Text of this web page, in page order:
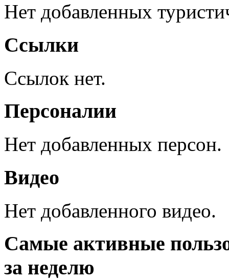
Нет добавленных
Ссылки
Ссылок нет.
Персоналии
Нет добавленных персон.
Видео
Нет добавленного видео.
Самые активные
за неделю